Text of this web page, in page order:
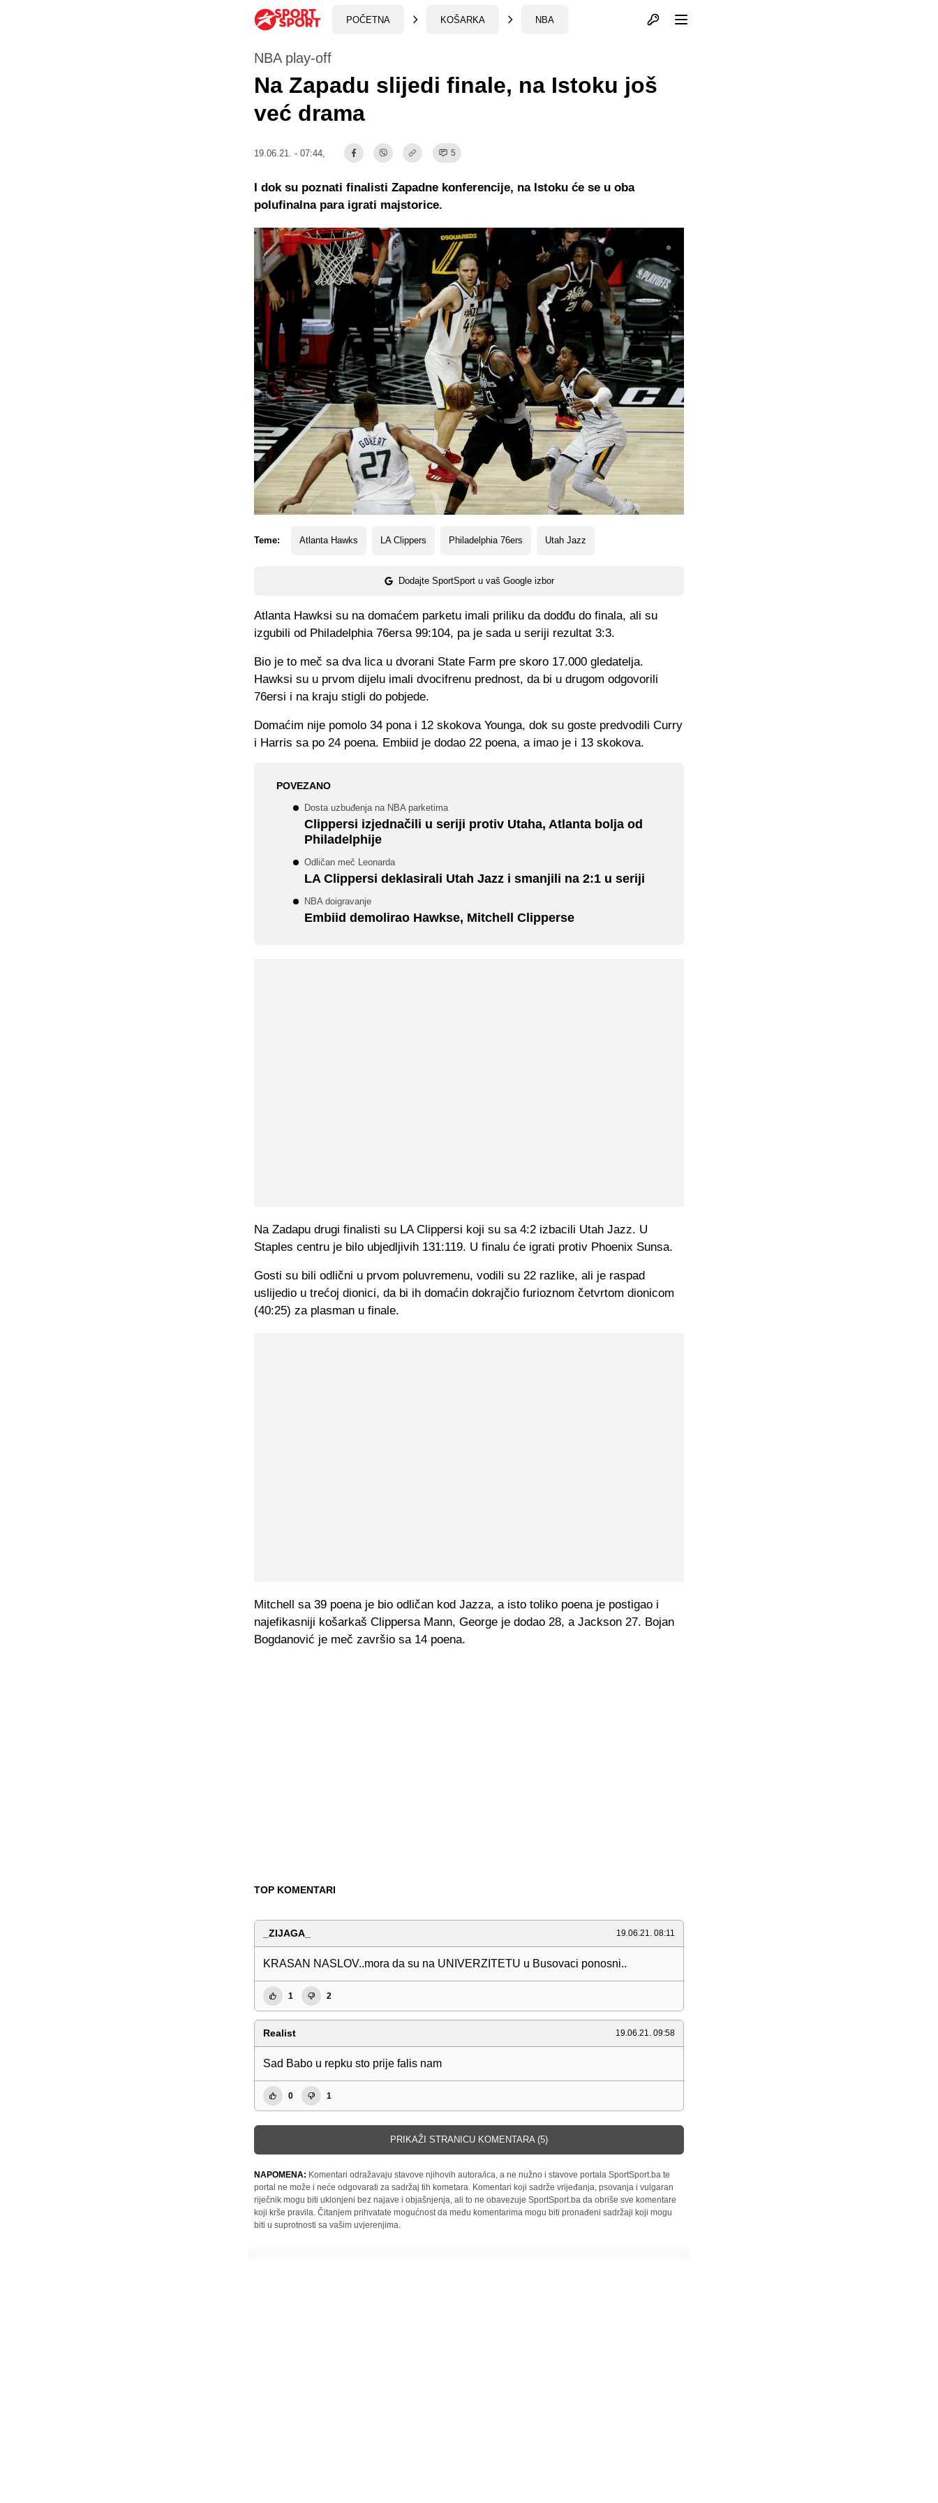
POČETNA KOŠARKA NBA Otvori profil
NBA play-off
Na Zapadu slijedi finale, na Istoku još
već drama
19.06.21. - 07:44, 5
Teme: Atlanta Hawks LA Clippers Philadelphia 76ers Utah Jazz
Dodajte SportSport u vaš Google izbor
I dok su poznati finalisti Zapadne konferencije, na Istoku će se u oba
polufinalna para igrati majstorice.
Atlanta Hawksi su na domaćem parketu imali priliku da dodđu do finala, ali su
izgubili od Philadelphia 76ersa 99:104, pa je sada u seriji rezultat 3:3.
Bio je to meč sa dva lica u dvorani State Farm pre skoro 17.000 gledatelja.
Hawksi su u prvom dijelu imali dvocifrenu prednost, da bi u drugom odgovorili
76ersi i na kraju stigli do pobjede.
Domaćim nije pomolo 34 pona i 12 skokova Younga, dok su goste predvodili Curry
i Harris sa po 24 poena. Embiid je dodao 22 poena, a imao je i 13 skokova.
POVEZANO
Dosta uzbuđenja na NBA parketima
Clippersi izjednačili u seriji protiv Utaha, Atlanta bolja od
Philadelphije
Odličan meč Leonarda
LA Clippersi deklasirali Utah Jazz i smanjili na 2:1 u seriji
NBA doigravanje
Embiid demolirao Hawkse, Mitchell Clipperse
Na Zadapu drugi finalisti su LA Clippersi koji su sa 4:2 izbacili Utah Jazz. U
Staples centru je bilo ubjedljivih 131:119. U finalu će igrati protiv Phoenix Sunsa.
Gosti su bili odlični u prvom poluvremenu, vodili su 22 razlike, ali je raspad
uslijedio u trećoj dionici, da bi ih domaćin dokrajčio furioznom četvrtom dionicom
(40:25) za plasman u finale.
Mitchell sa 39 poena je bio odličan kod Jazza, a isto toliko poena je postigao i
najefikasniji košarkaš Clippersa Mann, George je dodao 28, a Jackson 27. Bojan
Bogdanović je meč završio sa 14 poena.
TOP KOMENTARI
_ZIJAGA_ 19.06.21. 08:11
KRASAN NASLOV..mora da su na UNIVERZITETU u Busovaci ponosni..
1 2
Realist 19.06.21. 09:58
Sad Babo u repku sto prije falis nam
0 1
PRIKAŽI STRANICU KOMENTARA (5)
NAPOMENA: Komentari odražavaju stavove njihovih autora/ica, a ne nužno i stavove portala SportSport.ba te
portal ne može i neće odgovarati za sadržaj tih kometara. Komentari koji sadrže vrijeđanja, psovanja i vulgaran
riječnik mogu biti uklonjeni bez najave i objašnjenja, ali to ne obavezuje SportSport.ba da obriše sve komentare
koji krše pravila. Čitanjem prihvatate mogućnost da među komentarima mogu biti pronađeni sadržaji koji mogu
biti u suprotnosti sa vašim uvjerenjima.